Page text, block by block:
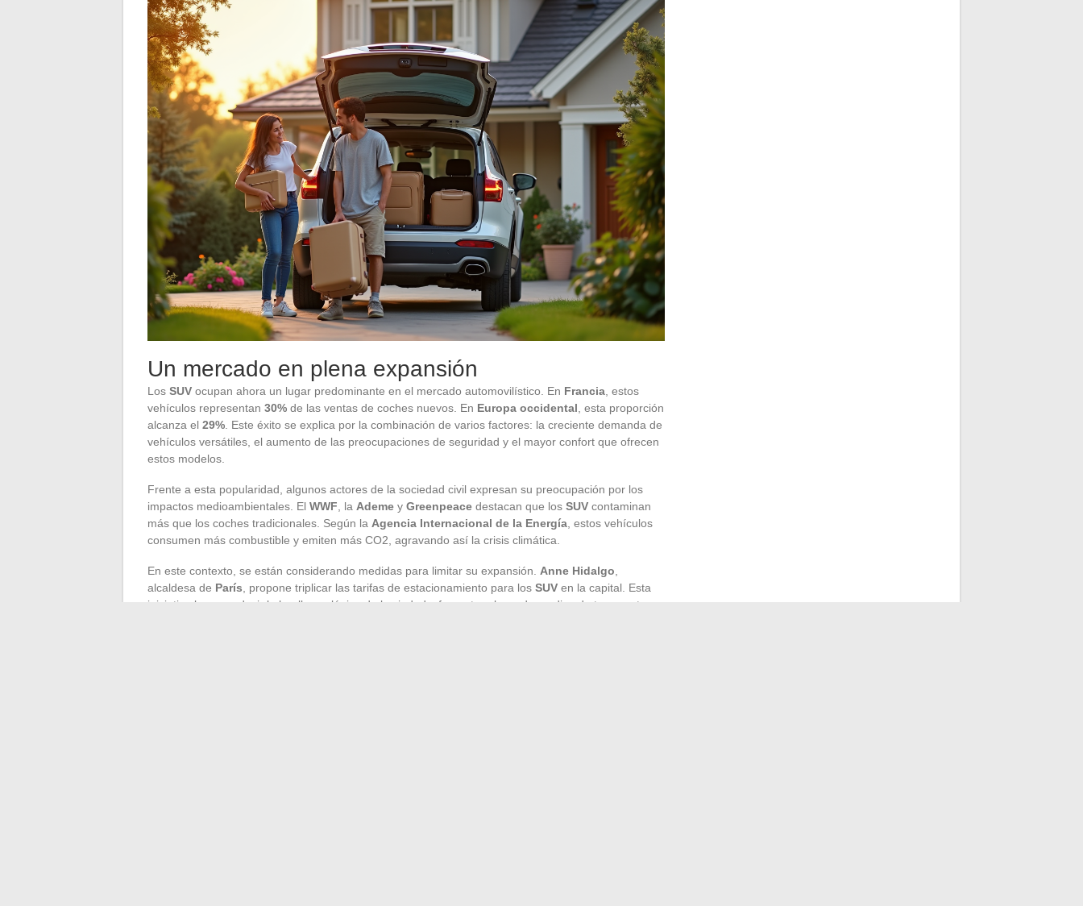
Un mercado en plena expansión
Los SUV ocupan ahora un lugar predominante en el mercado automovilístico. En Francia , estos
vehículos representan 30% de las ventas de coches nuevos. En Europa occidental , esta proporción
alcanza el 29% . Este éxito se explica por la combinación de varios factores: la creciente demanda de
vehículos versátiles, el aumento de las preocupaciones de seguridad y el mayor confort que ofrecen
estos modelos.
Frente a esta popularidad, algunos actores de la sociedad civil expresan su preocupación por los
impactos medioambientales. El WWF , la Ademe y Greenpeace destacan que los SUV contaminan
más que los coches tradicionales. Según la Agencia Internacional de la Energía , estos vehículos
consumen más combustible y emiten más CO2, agravando así la crisis climática.
En este contexto, se están considerando medidas para limitar su expansión. Anne Hidalgo
alcaldesa de París , propone triplicar las tarifas de estacionamiento para los SUV en la capital. Esta
iniciativa busca reducir la huella ecológica de la ciudad y fomentar el uso de medios de transporte